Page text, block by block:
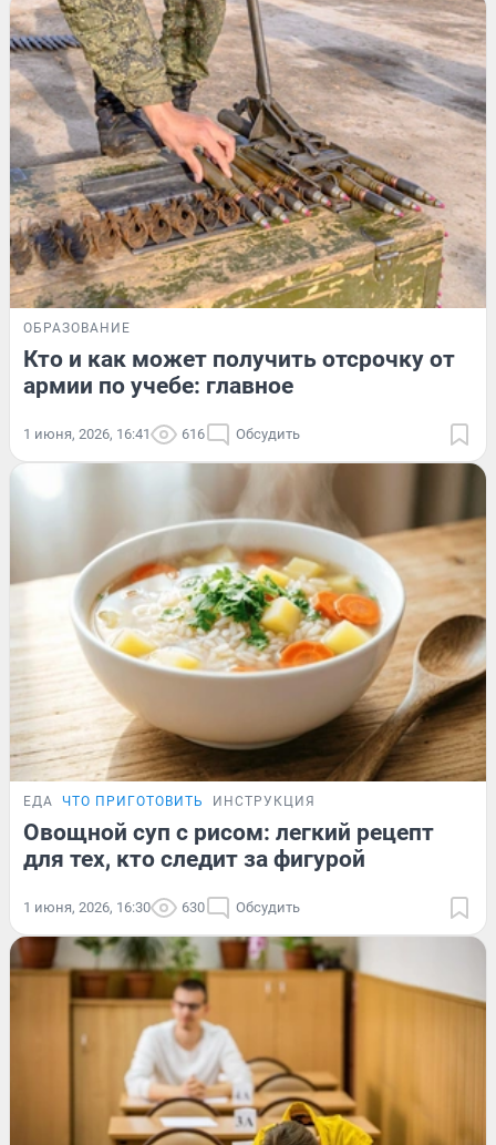
ОБРАЗОВАНИЕ
Кто и как может получить отсрочку от
армии по учебе: главное
1 июня, 2026, 16:41 616 Обсудить
ЕДА ЧТО ПРИГОТОВИТЬ ИНСТРУКЦИЯ
Овощной суп с рисом: легкий рецепт
для тех, кто следит за фигурой
1 июня, 2026, 16:30 630 Обсудить